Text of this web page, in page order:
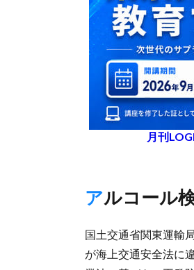
月刊
アルコー
国土交通省関東運輸
が海上交通安全法に